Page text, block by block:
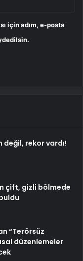
için adım, e-posta
değil, rekor vardı!
çift, gizli bölmede
“Terörsüz
düzenlemeler